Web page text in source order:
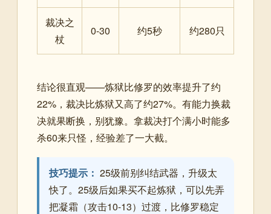
裁决之
杖
0-30 约5秒 约280只
结论很直观——炼狱比修罗的效率提升了约
22%，裁决比炼狱又高了约27%。有能力换裁
决就果断换，别犹豫。拿裁决打个满小时能多
杀60来只怪，经验差了一大截。
技巧提示： 25级前别纠结武器，升级太
快了。25级后如果买不起炼狱，可以先弄
把凝霜（攻击10-13）过渡，比修罗稳定